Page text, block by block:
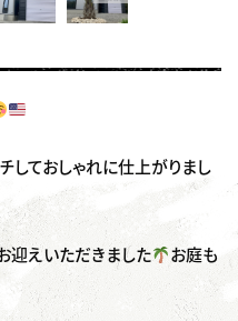
しておしゃれに仕上がりまし
迎えいただきました
お庭も